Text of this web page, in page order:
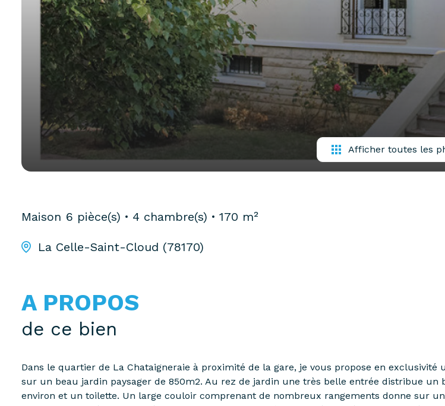
Afficher toutes les
Maison 6 pièce(s) 4 chambre(s) 170 m²
La Celle-Saint-Cloud (78170)
A PROPOS
de ce bien
Dans le quartier de La Chataigneraie à proximité de la gare, je vous propose en
sur un beau jardin paysager de 850m2. Au rez de jardin une très belle entrée distribue
environ et un toilette. Un large couloir comprenant de nombreux rangements donne sur